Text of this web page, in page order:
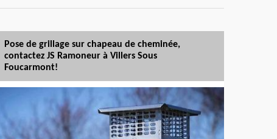
Pose de grillage sur chapeau de cheminée,
contactez JS Ramoneur à Villers Sous
Foucarmont!